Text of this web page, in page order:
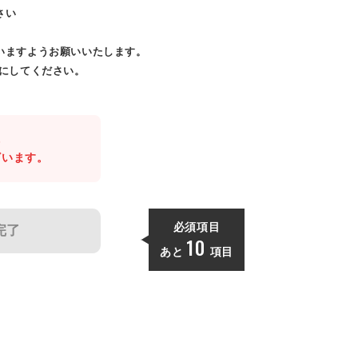
い
すようお願いいたします。
してください。
ます。
了 必須項目
あと 10 項目